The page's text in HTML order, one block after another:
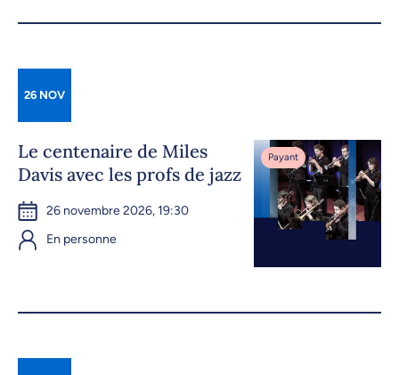
26 NOV
Le centenaire de Miles
Davis avec les profs de jazz
26 novembre 2026, 19:30
En personne
Payant